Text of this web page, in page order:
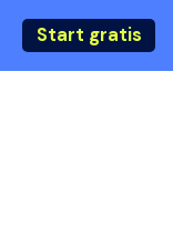
Start gratis